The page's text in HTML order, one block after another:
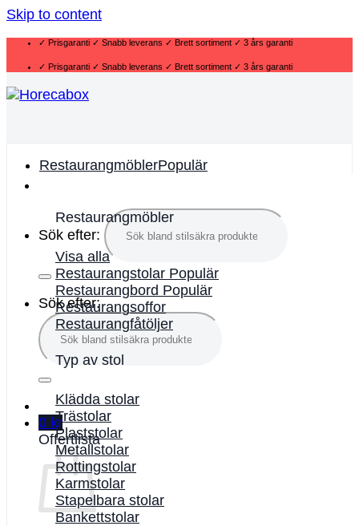
Skip to content
✓ Prisgaranti ✓ Snabb leverans ✓ Brett sortiment ✓ 3 års garanti
✓ Prisgaranti ✓ Snabb leverans ✓ Brett sortiment ✓ 3 års garanti
Sök efter:
Sök efter:
0 kr
Offertlista
Restaurangmöbler
Restaurangmöbler
Visa alla
Restaurangstolar
Restaurangbord
Restaurangsoffor
Restaurangfåtöljer
Typ av stol
Klädda stolar
Trästolar
Plaststolar
Metallstolar
Rottingstolar
Karmstolar
Stapelbara stolar
Bankettstolar